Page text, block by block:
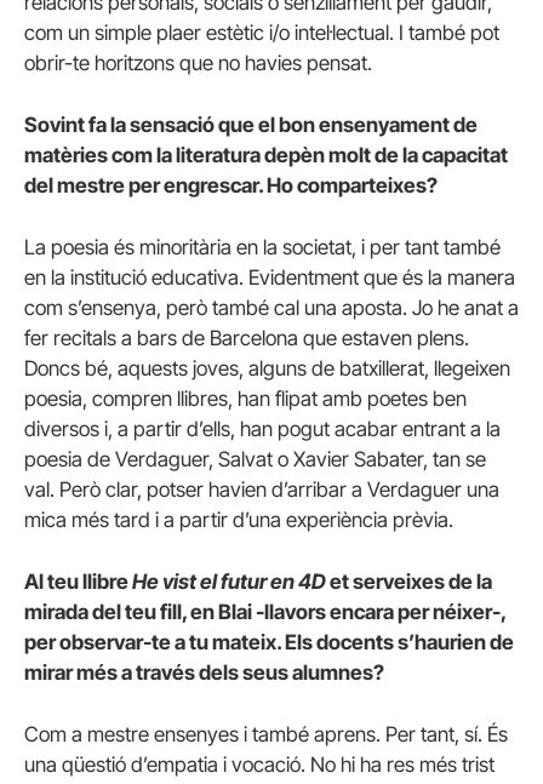
com un simple plaer estètic i/o intel·lectual. I també pot
obrir-te horitzons que no havies pensat.
Sovint fa la sensació que el bon ensenyament de
matèries com la literatura depèn molt de la capacitat
del mestre per engrescar. Ho comparteixes?
La poesia és minoritària en la societat, i per tant també
en la institució educativa. Evidentment que és la manera
com s’ensenya, però també cal una aposta. Jo he anat a
fer recitals a bars de Barcelona que estaven plens.
Doncs bé, aquests joves, alguns de batxillerat, llegeixen
poesia, compren llibres, han flipat amb poetes ben
diversos i, a partir d’ells, han pogut acabar entrant a la
poesia de Verdaguer, Salvat o Xavier Sabater, tan se
val. Però clar, potser havien d’arribar a Verdaguer una
mica més tard i a partir d’una experiència prèvia.
Al teu llibreHe vist el futur en 4Det serveixes de la
mirada del teu fill, en Blai -llavors encara per néixer-,
per observar-te a tu mateix. Els docents s’haurien de
mirar més a través dels seus alumnes?
Com a mestre ensenyes i també aprens. Per tant, sí. És
una qüestió d’empatia i vocació. No hi ha res més trist